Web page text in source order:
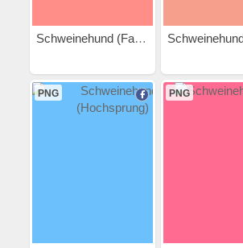
Schweinehund (Fahrrad)
PNG PNG